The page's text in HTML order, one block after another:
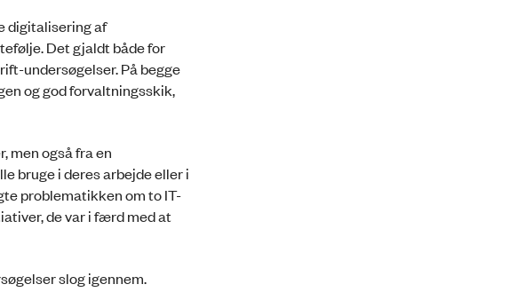
digitalisering af
Det gjaldt både for
undersøgelser. På begge
og god forvaltningsskik,
men også fra en
bruge i deres arbejde eller i
problematikken om to IT-
de var i færd med at
slog igennem.